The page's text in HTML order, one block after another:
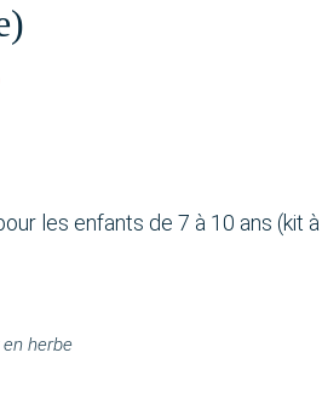
les enfants de 7 à 10 ans (kit à
herbe